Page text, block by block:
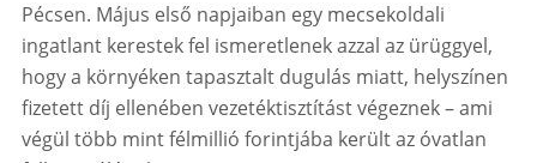
Pécsen. Május első napjaiban egy mecsekoldali
ingatlant kerestek fel ismeretlenek azzal az ürüggyel,
hogy a környéken tapasztalt dugulás miatt, helyszínen
fizetett díj ellenében vezetéktisztítást végeznek – ami
végül több mint félmillió forintjába került az óvatlan